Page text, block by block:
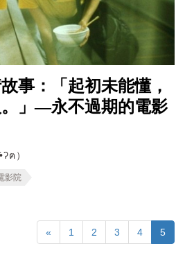
事：「起初未能懂，
」—永不過期的電影
ฅ）
影院
« 1 2 3 4 5